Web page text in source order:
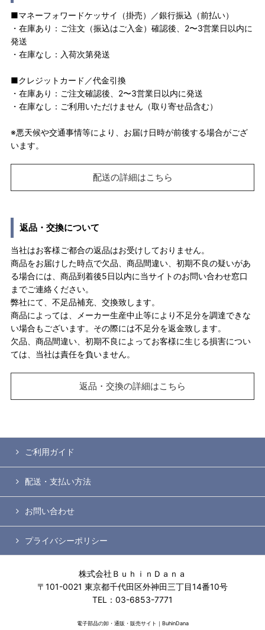
■マネーフォワードケッサイ（掛売）／銀行振込（前払い）
・在庫あり：ご注文（振込はご入金）確認後、2〜3営業日以内に
発送
・在庫なし：入荷次第発送
■クレジットカード／代金引換
・在庫あり：ご注文確認後、2〜3営業日以内に発送
・在庫なし：ご利用いただけません（取り寄せ品含む）
※悪天候や交通事情等により、お届け日時が前後する場合がござ
います。
配送の詳細はこちら
返品・交換について
当社はお客様ご都合の返品はお受けしておりません。
商品をお届けした時点で欠品、商品間違い、初期不良の疑いがあ
る場合には、商品到着後5日以内に当サイトのお問い合わせ窓口
までご連絡ください。
弊社にて、不足品補充、交換致します。
商品によっては、メーカー生産中止等により不足分を調達できな
い場合もございます。その際には不足分を返金致します。
欠品、商品間違い、初期不良によってお客様に生じる損害につい
ては、当社は責任を負いません。
返品・交換の詳細はこちら
ご利用ガイド
配送・支払い方法
お問い合わせ
プライバシーポリシー
株式会社ＢｕｈｉｎＤａｎａ
〒101-0021 東京都千代田区外神田三丁目14番10号
TEL：03-6853-7771
電子部品の卸・通販・販売サイト｜BuhinDana